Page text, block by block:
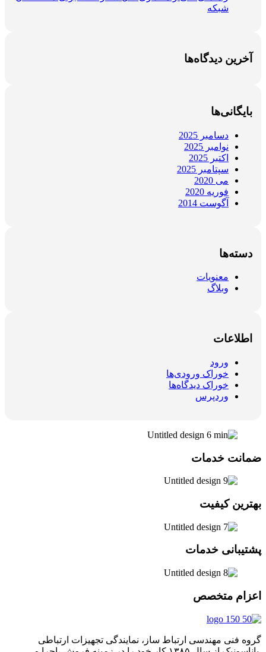
شبکه
آخرین دیدگاه‌ها
بایگانی‌ها
دسامبر 2025
نوامبر 2025
اکتبر 2025
سپتامبر 2025
می 2020
فوریه 2020
آگوست 2014
دسته‌ها
معنویات
وبلاگ
اطلاعات
ورود
خوراک ورودی‌ها
خوراک دیدگاه‌ها
وردپرس
ضمانت خدمات
بهترین کیفیت
پشتیبانی خدمات
اعزام متخصص
گروه فنی مهندسی ارتباط ساز، نمایندگی تجهیزات ارتباطی